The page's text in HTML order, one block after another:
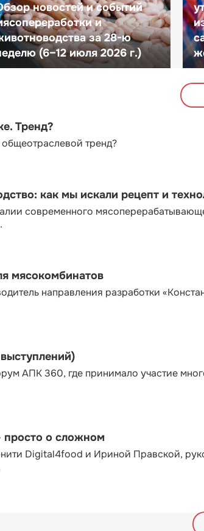
новостей и событий
и
за 28-ю
(6–12 июля 2026 г.)
Тренд?
тренд?
как мы искали рецепт и
современного
мясокомбинатов
направления разработки
АПК 360, где принимало участие
просто о сложном
Digital4food и Ириной Правской,